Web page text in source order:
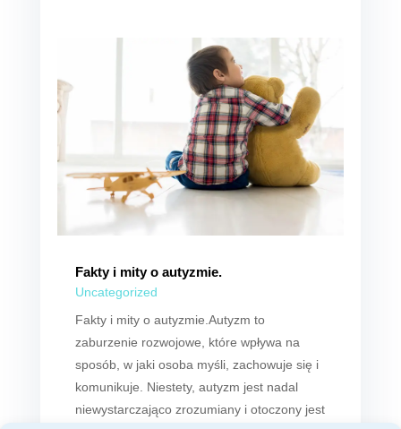
Fakty i mity o autyzmie.
Uncategorized
Fakty i mity o autyzmie.Autyzm to
zaburzenie rozwojowe, które wpływa na
sposób, w jaki osoba myśli, zachowuje się i
komunikuje. Niestety, autyzm jest nadal
niewystarczająco zrozumiany i otoczony jest